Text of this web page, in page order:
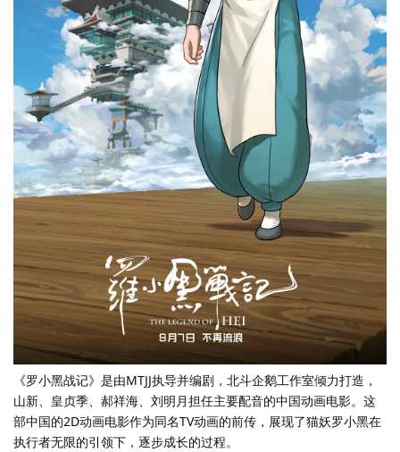
《罗小黑战记》是由MTJJ执导并编剧，北斗企鹅工作室倾力打造，
山新、皇贞季、郝祥海、刘明月担任主要配音的中国动画电影。这
部中国的2D动画电影作为同名TV动画的前传，展现了猫妖罗小黑在
执行者无限的引领下，逐步成长的过程。